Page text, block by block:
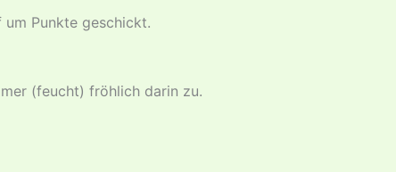
Punkte geschickt.
(feucht) fröhlich darin zu.